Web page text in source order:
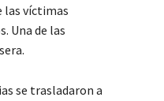
las víctimas
Una de las
se trasladaron a